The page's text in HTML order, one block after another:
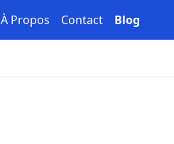
À Propos Contact Blog